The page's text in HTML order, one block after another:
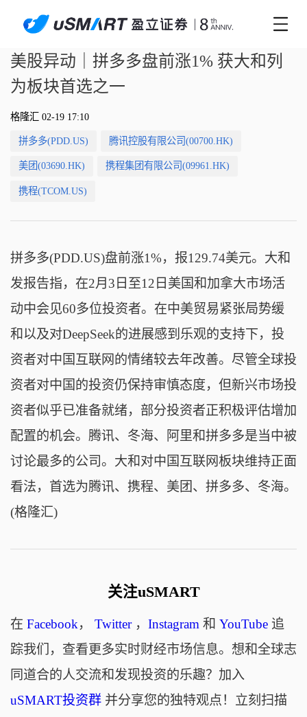
美股异动｜拼多多盘前涨1% 获大和列
为板块首选之一
格隆汇 02-19 17:10
拼多多(PDD.US) 腾讯控股有限公司(00700.HK)
美团(03690.HK) 携程集团有限公司(09961.HK)
携程(TCOM.US)
拼多多(PDD.US)盘前涨1%，报129.74美元。大和
发报告指，在2月3日至12日美国和加拿大市场活
动中会见60多位投资者。在中美贸易紧张局势缓
和以及对DeepSeek的进展感到乐观的支持下，投
资者对中国互联网的情绪较去年改善。尽管全球投
资者对中国的投资仍保持审慎态度，但新兴市场投
资者似乎已准备就绪，部分投资者正积极评估增加
配置的机会。腾讯、冬海、阿里和拼多多是当中被
讨论最多的公司。大和对中国互联网板块维持正面
看法，首选为腾讯、携程、美团、拼多多、冬海。
(格隆汇)
关注uSMART
在 Facebook， Twitter， Instagram和 YouTube追
踪我们，查看更多实时财经市场信息。想和全球志
同道合的人交流和发现投资的乐趣？加入
uSMART投资群并分享您的独特观点！立刻扫描